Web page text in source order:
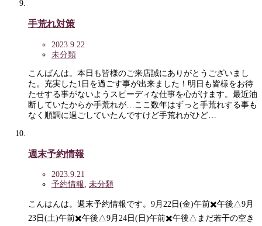
手荒れ対策
2023.9.22
未分類
こんばんは。本日も皆様のご来店誠にありがとうございまし
た。充実した1日を過ごす事が出来ました！明日も皆様をお待
たせする事がないようスピーディな仕事を心がけます。最近油
断していたからか手荒れが…ここ数年はずっと手荒れする事も
なく順調に過ごしていたんですけど手荒れがひど…
週末予約情報
2023.9.21
予約情報, 未分類
こんはんは。週末予約情報です。9月22日(金)午前✖️午後△9月
23日(土)午前✖️午後△9月24日(日)午前✖️午後△まだ若干の空き